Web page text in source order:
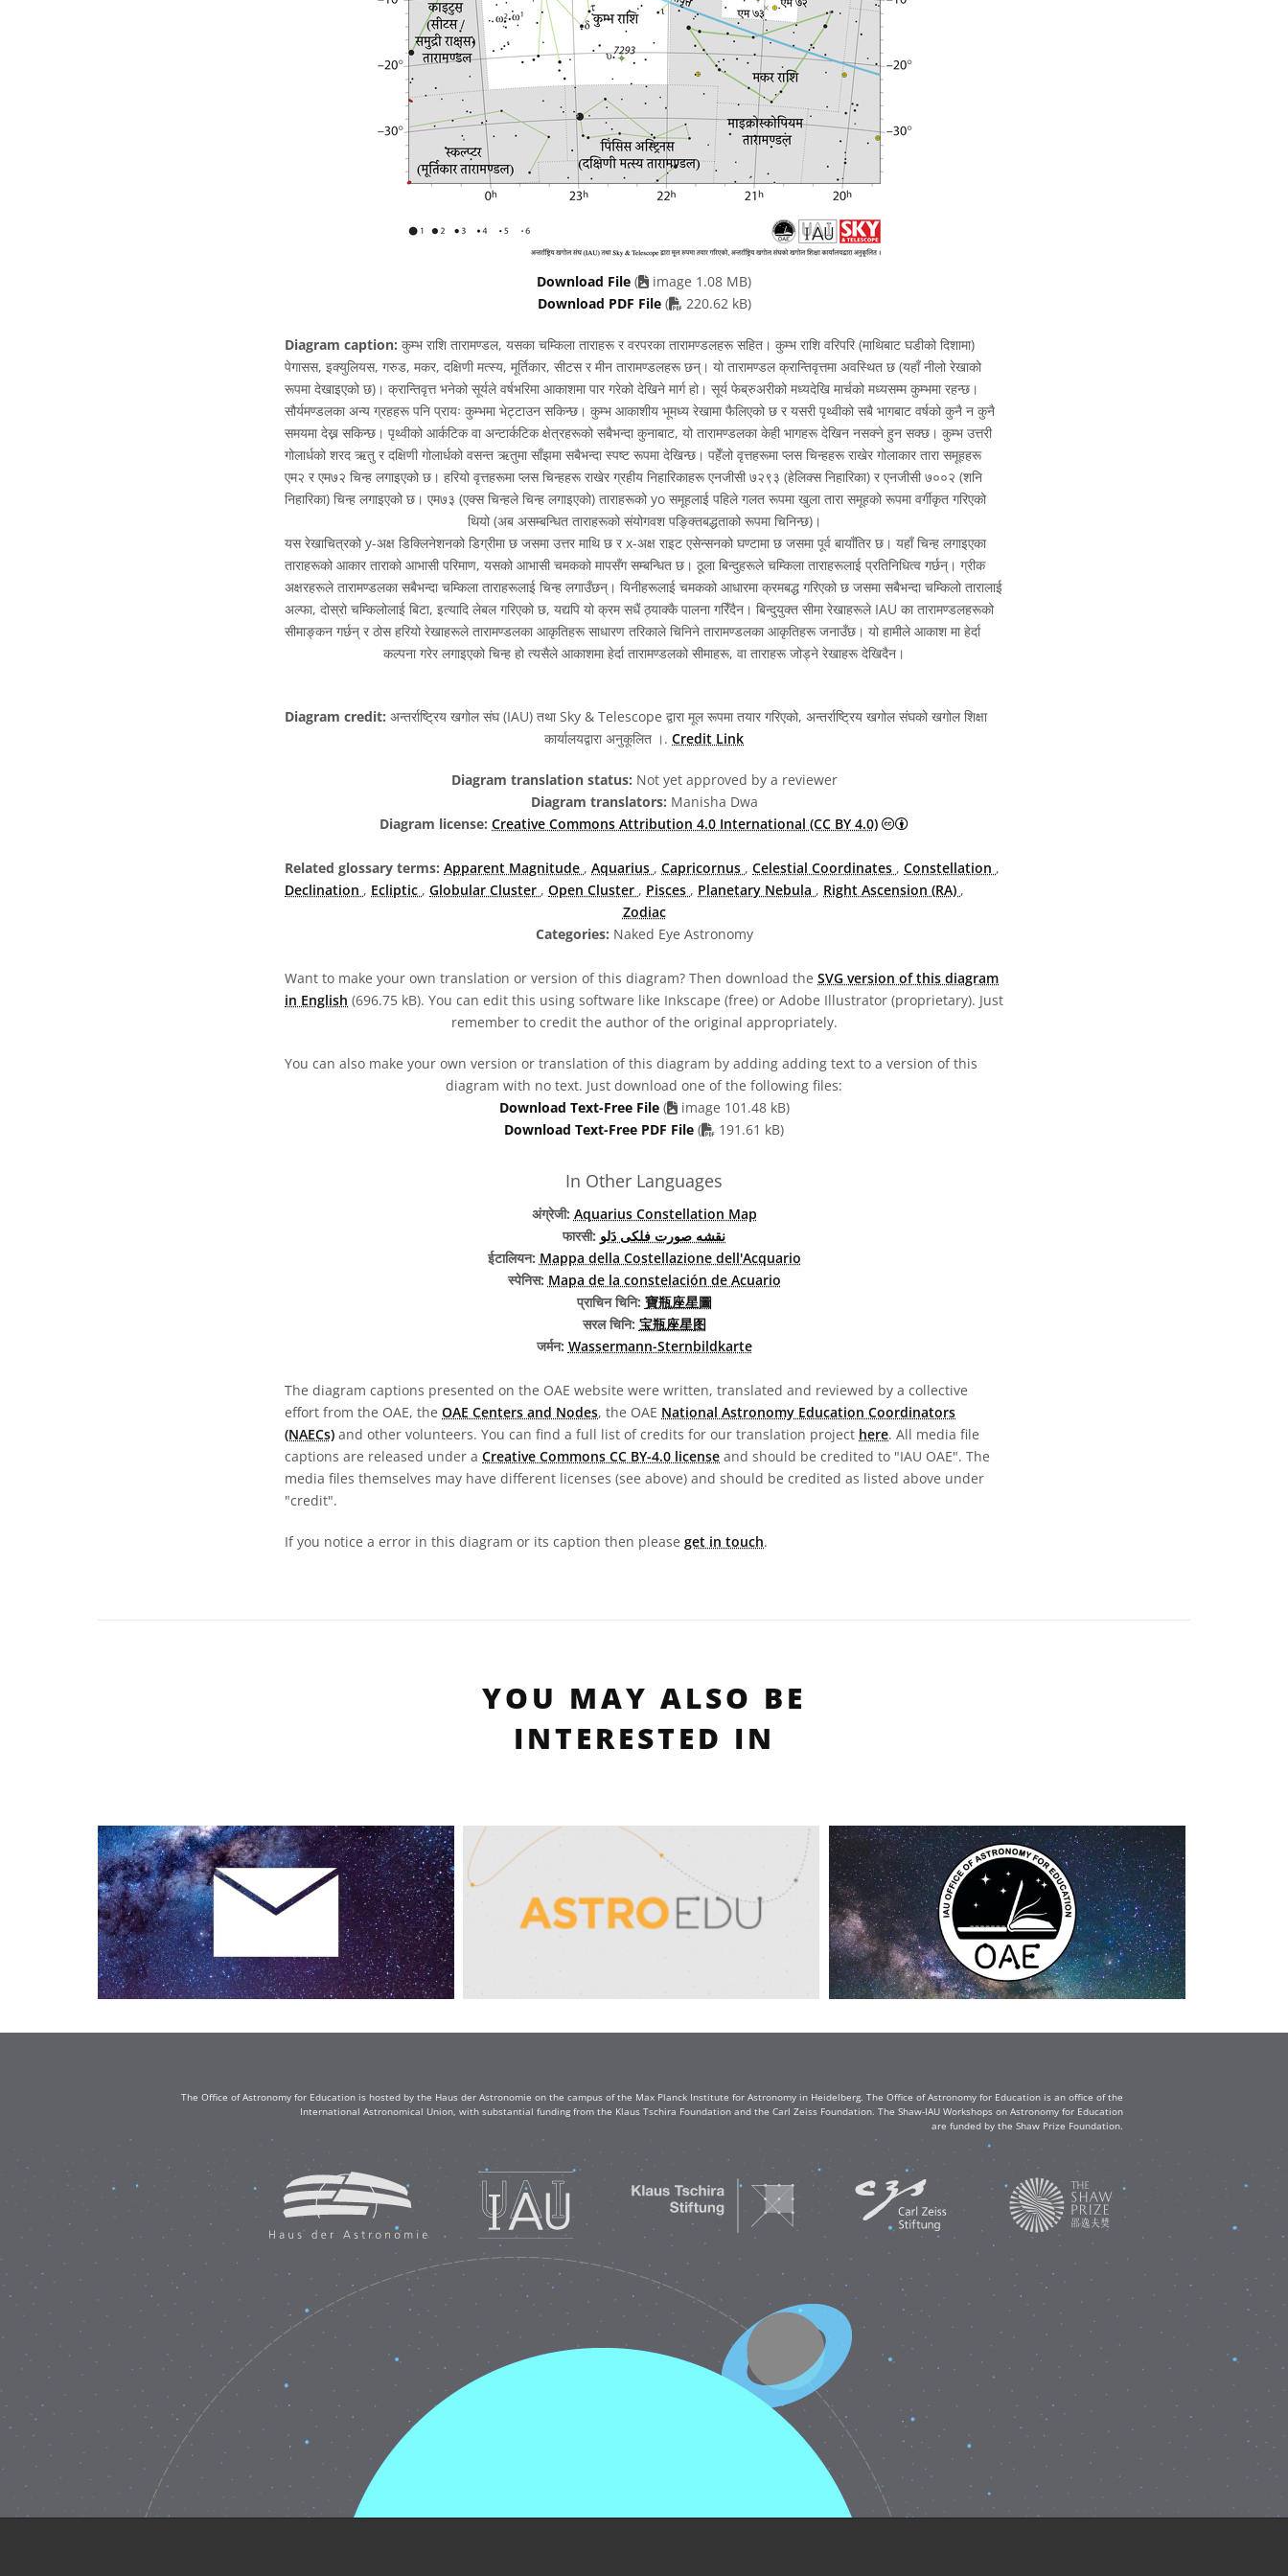
Download File (
image 1.08 MB)
Download PDF File ( PDF file
220.62 kB)
Diagram caption: कुम्भ राशि तारामण्डल, यसका चम्किला ताराहरू र वरपरका तारामण्डलहरू सहित। कुम्भ राशि वरिपरि (माथिबाट घडीको दिशामा)
पेगासस, इक्युलियस, गरुड, मकर, दक्षिणी मत्स्य, मूर्तिकार, सीटस र मीन तारामण्डलहरू छन्। यो तारामण्डल क्रान्तिवृत्तमा अवस्थित छ (यहाँ नीलो रेखाको
रूपमा देखाइएको छ)। क्रान्तिवृत्त भनेको सूर्यले वर्षभरिमा आकाशमा पार गरेको देखिने मार्ग हो। सूर्य फेब्रुअरीको मध्यदेखि मार्चको मध्यसम्म कुम्भमा रहन्छ।
सौर्यमण्डलका अन्य ग्रहहरू पनि प्रायः कुम्भमा भेट्टाउन सकिन्छ। कुम्भ आकाशीय भूमध्य रेखामा फैलिएको छ र यसरी पृथ्वीको सबै भागबाट वर्षको कुनै न कुनै
समयमा देख्न सकिन्छ। पृथ्वीको आर्कटिक वा अन्टार्कटिक क्षेत्रहरूको सबैभन्दा कुनाबाट, यो तारामण्डलका केही भागहरू देखिन नसक्ने हुन सक्छ। कुम्भ उत्तरी
गोलार्धको शरद ऋतु र दक्षिणी गोलार्धको वसन्त ऋतुमा साँझमा सबैभन्दा स्पष्ट रूपमा देखिन्छ। पहेँलो वृत्तहरूमा प्लस चिन्हहरू राखेर गोलाकार तारा समूहहरू
एम२ र एम७२ चिन्ह लगाइएको छ। हरियो वृत्तहरूमा प्लस चिन्हहरू राखेर ग्रहीय निहारिकाहरू एनजीसी ७२९३ (हेलिक्स निहारिका) र एनजीसी ७००२ (शनि
निहारिका) चिन्ह लगाइएको छ। एम७३ (एक्स चिन्हले चिन्ह लगाइएको) ताराहरूको yo समूहलाई पहिले गलत रूपमा खुला तारा समूहको रूपमा वर्गीकृत गरिएको
थियो (अब असम्बन्धित ताराहरूको संयोगवश पङ्क्तिबद्धताको रूपमा चिनिन्छ)।
यस रेखाचित्रको y-अक्ष डिक्लिनेशनको डिग्रीमा छ जसमा उत्तर माथि छ र x-अक्ष राइट एसेन्सनको घण्टामा छ जसमा पूर्व बायाँतिर छ। यहाँ चिन्ह लगाइएका
ताराहरूको आकार ताराको आभासी परिमाण, यसको आभासी चमकको मापसँग सम्बन्धित छ। ठूला बिन्दुहरूले चम्किला ताराहरूलाई प्रतिनिधित्व गर्छन्। ग्रीक
अक्षरहरूले तारामण्डलका सबैभन्दा चम्किला ताराहरूलाई चिन्ह लगाउँछन्। यिनीहरूलाई चमकको आधारमा क्रमबद्ध गरिएको छ जसमा सबैभन्दा चम्किलो तारालाई
अल्फा, दोस्रो चम्किलोलाई बिटा, इत्यादि लेबल गरिएको छ, यद्यपि यो क्रम सधैं ठ्याक्कै पालना गरिँदैन। बिन्दुयुक्त सीमा रेखाहरूले IAU का तारामण्डलहरूको
सीमाङ्कन गर्छन् र ठोस हरियो रेखाहरूले तारामण्डलका आकृतिहरू साधारण तरिकाले चिनिने तारामण्डलका आकृतिहरू जनाउँछ। यो हामीले आकाश मा हेर्दा
कल्पना गरेर लगाइएको चिन्ह हो त्यसैले आकाशमा हेर्दा तारामण्डलको सीमाहरू, वा ताराहरू जोड्ने रेखाहरू देखिदैन।
Diagram credit: अन्तर्राष्ट्रिय खगोल संघ (IAU) तथा Sky & Telescope द्वारा मूल रूपमा तयार गरिएको, अन्तर्राष्ट्रिय खगोल संघको खगोल शिक्षा
कार्यालयद्वारा अनुकूलित ।. Credit Link
Diagram translation status: Not yet approved by a reviewer
Diagram translators: Manisha Dwa
Diagram license: Creative Commons Attribution 4.0 International (CC BY 4.0) Creative Commons Attribution 4.0 International (CC BY 4.0)
Related glossary terms: Apparent Magnitude , Aquarius , Capricornus , Celestial Coordinates , Constellation ,
Declination , Ecliptic , Globular Cluster , Open Cluster , Pisces , Planetary Nebula , Right Ascension (RA) ,
Zodiac
Categories: Naked Eye Astronomy
Want to make your own translation or version of this diagram? Then download the SVG version of this diagram
in English (696.75 kB). You can edit this using software like Inkscape (free) or Adobe Illustrator (proprietary). Just
remember to credit the author of the original appropriately.
You can also make your own version or translation of this diagram by adding adding text to a version of this
diagram with no text. Just download one of the following files:
Download Text-Free File( image 101.48 kB)
Download Text-Free PDF File ( PDF file
191.61 kB)
In Other Languages
अंग्रेजी: Aquarius Constellation Map
फारसी: نقشه صورت فلکی دَلو
ईटालियन: Mappa della Costellazione dell'Acquario
स्पेनिस: Mapa de la constelación de Acuario
प्राचिन चिनि: 寶瓶座星圖
सरल चिनि: 宝瓶座星图
जर्मन: Wassermann-Sternbildkarte
The diagram captions presented on the OAE website were written, translated and reviewed by a collective
effort from the OAE, the OAE Centers and Nodes, the OAE National Astronomy Education Coordinators
(NAECs) and other volunteers. You can find a full list of credits for our translation project here. All media file
captions are released under a Creative Commons CC BY-4.0 license and should be credited to "IAU OAE". The
media files themselves may have different licenses (see above) and should be credited as listed above under
"credit".
If you notice a error in this diagram or its caption then please get in touch.
YOU MAY ALSO BE
INTERESTED IN
The Office of Astronomy for Education is hosted by the Haus der Astronomie on the campus of the Max Planck Institute for Astronomy in Heidelberg. The Office of Astronomy for Education is an office of the
International Astronomical Union, with substantial funding from the Klaus Tschira Foundation and the Carl Zeiss Foundation. The Shaw-IAU Workshops on Astronomy for Education
are funded by the Shaw Prize Foundation.